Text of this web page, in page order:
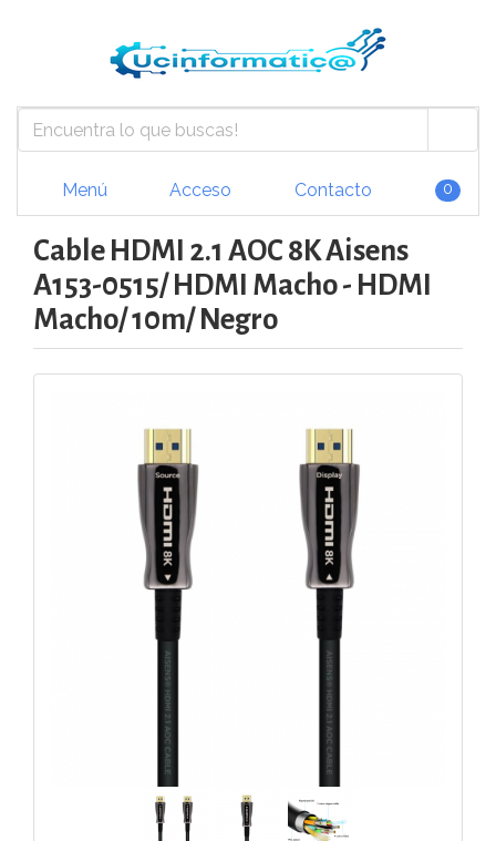
Menú Acceso Contacto 0
Cable HDMI 2.1 AOC 8K Aisens
A153-0515/ HDMI Macho - HDMI
Macho/ 10m/ Negro